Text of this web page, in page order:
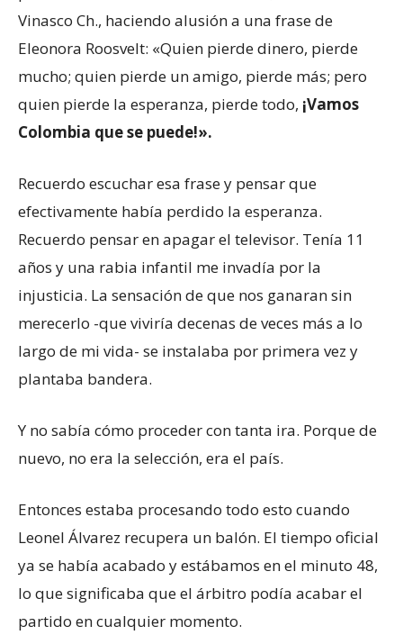
Vinasco Ch., haciendo alusión a una frase de
Eleonora Roosvelt: «Quien pierde dinero, pierde
mucho; quien pierde un amigo, pierde más; pero
quien pierde la esperanza, pierde todo, ¡Vamos
Colombia que se puede!».
Recuerdo escuchar esa frase y pensar que
efectivamente había perdido la esperanza.
Recuerdo pensar en apagar el televisor. Tenía 11
años y una rabia infantil me invadía por la
injusticia. La sensación de que nos ganaran sin
merecerlo -que viviría decenas de veces más a lo
largo de mi vida- se instalaba por primera vez y
plantaba bandera.
Y no sabía cómo proceder con tanta ira. Porque de
nuevo, no era la selección, era el país.
Entonces estaba procesando todo esto cuando
Leonel Álvarez recupera un balón. El tiempo oficial
ya se había acabado y estábamos en el minuto 48,
lo que significaba que el árbitro podía acabar el
partido en cualquier momento.